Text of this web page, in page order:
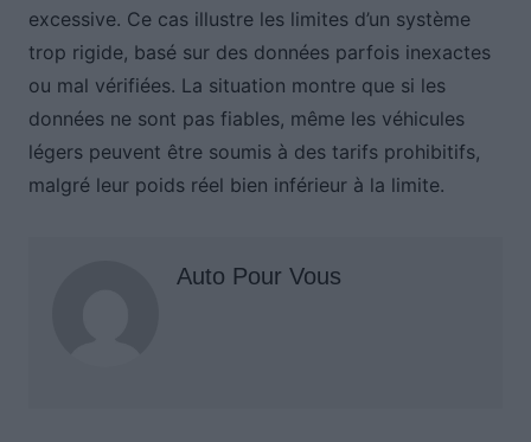
excessive. Ce cas illustre les limites d’un système
trop rigide, basé sur des données parfois inexactes
ou mal vérifiées. La situation montre que si les
données ne sont pas fiables, même les véhicules
légers peuvent être soumis à des tarifs prohibitifs,
malgré leur poids réel bien inférieur à la limite.
Auto Pour Vous